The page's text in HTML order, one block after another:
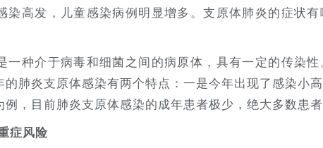
染高发，儿童感染病例明显增多。支原体肺炎的症状
一种介于病毒和细菌之间的病原体，具有一定的传染
肺炎支原体感染有两个特点：一是今年出现了感染小
，目前肺炎支原体感染的成年患者极少，绝大多数患者
症风险